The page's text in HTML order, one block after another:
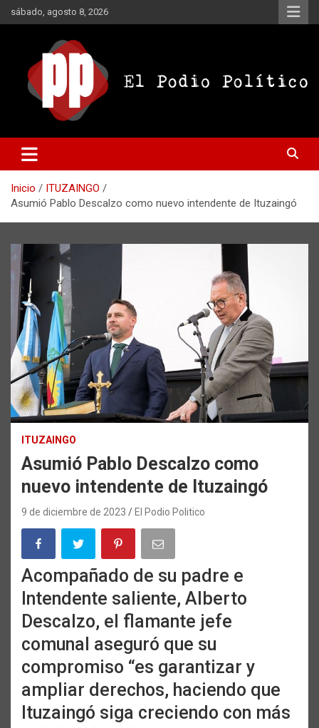
Saltar
al
sábado, agosto 8, 2026
El Podio Político – © Argentina
Inicio
ITUZAINGO
Asumió Pablo Descalzo como nuevo intendente de Ituzaingó
ITUZAINGO
Asumió Pablo Descalzo como
nuevo intendente de Ituzaingó
9 de diciembre de 2023 El Podio Politico
Acompañado de su padre e
Intendente saliente, Alberto
Descalzo, el flamante jefe
comunal aseguró que su
compromiso “es garantizar y
ampliar derechos, haciendo que
Ituzaingó siga creciendo con más